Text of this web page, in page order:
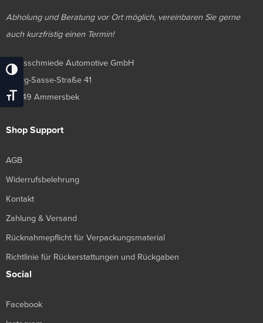
Umschalten Auf Hohe Kontraste
Schrift Vergrößern
Abholung und Beratung vor Ort möglich, vereinbaren Sie gerne
auch kurzfristig einen Termin!
Luxusschmiede Automotive GmbH
Georg-Sasse-Straße 41
22949 Ammersbek
Shop Support
AGB
Widerrufsbelehrung
Kontakt
Zahlung & Versand
Rücknahmepflicht für Verpackungsmaterial
Richtlinie für Rückerstattungen und Rückgaben
Social
Facebook